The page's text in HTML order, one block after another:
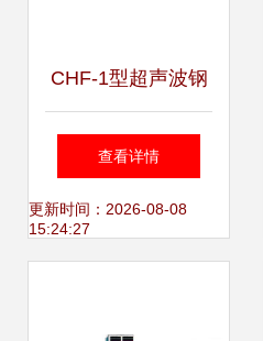
CHF-1型超声波钢
轨焊缝探伤仪 铁路
安全的精密守护者
查看详情
更新时间：2026-08-08
15:24:27